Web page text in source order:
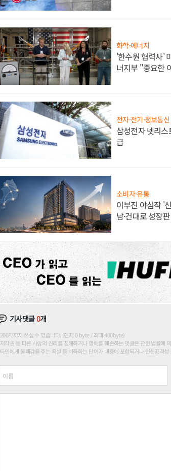
화학·에너지
'한수원 협력사'
너지부 "중요한
전자·전기·정보통신
삼성전자 넷리
급
소비자·유통
이부진 야심작 '
남·건대로 성장
기사댓글0개
200자까지 쓰실 수 있습니다. (현재 0 byte / 최대 400byte)
저작권 등 다른 사람의 권리를 침해하거나 명예를 훼손하는 댓글은 관련 법률에
타인에게 불쾌감을 주는 욕설 등 비하하는 단어가 내용에 포함되거나 인신공격